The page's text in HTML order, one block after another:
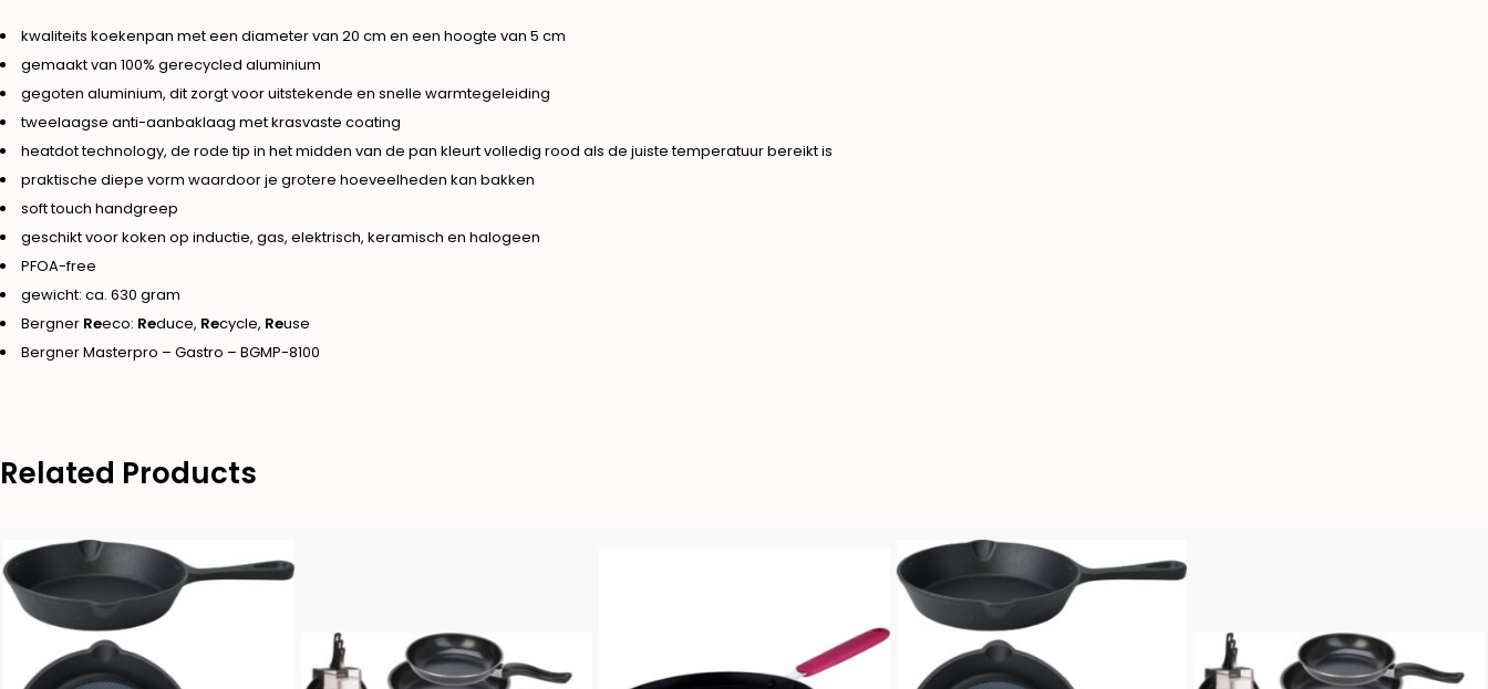
kwaliteits koekenpan met een diameter van 20 cm en een hoogte van 5 cm
gemaakt van 100% gerecycled aluminium
gegoten aluminium, dit zorgt voor uitstekende en snelle warmtegeleiding
tweelaagse anti-aanbaklaag met krasvaste coating
heatdot technology, de rode tip in het midden van de pan kleurt volledig rood als de juiste temperatuur bereikt is
praktische diepe vorm waardoor je grotere hoeveelheden kan bakken
soft touch handgreep
geschikt voor koken op inductie, gas, elektrisch, keramisch en halogeen
PFOA-free
gewicht: ca. 630 gram
Bergner Reeco: Reduce, Recycle, Reuse
Bergner Masterpro – Gastro – BGMP-8100
Related Products